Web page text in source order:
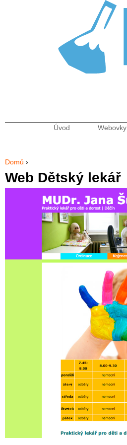
Jste zde
Domů ›
Web Dětský lekář
Úvod Webovky